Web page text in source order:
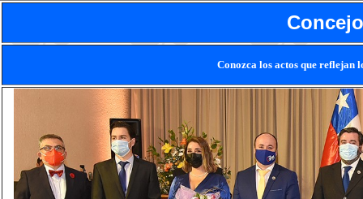
Conozca los actos que reflejan